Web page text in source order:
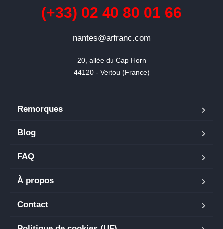
(+33) 02 40 80 01 66
nantes@arfranc.com
20, allée du Cap Horn
44120 - Vertou (France)
Remorques
Blog
FAQ
À propos
Contact